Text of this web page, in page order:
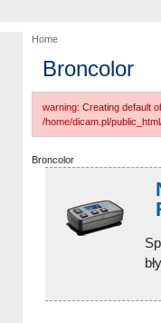
Home
Broncolor
warning: Creating default
/home/dicam.pl/
Broncolor